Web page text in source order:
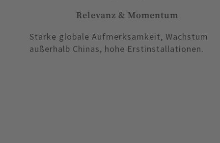
Relevanz & Momentum
Starke globale Aufmerksamkeit, Wachstum
außerhalb Chinas, hohe Erstinstallationen.